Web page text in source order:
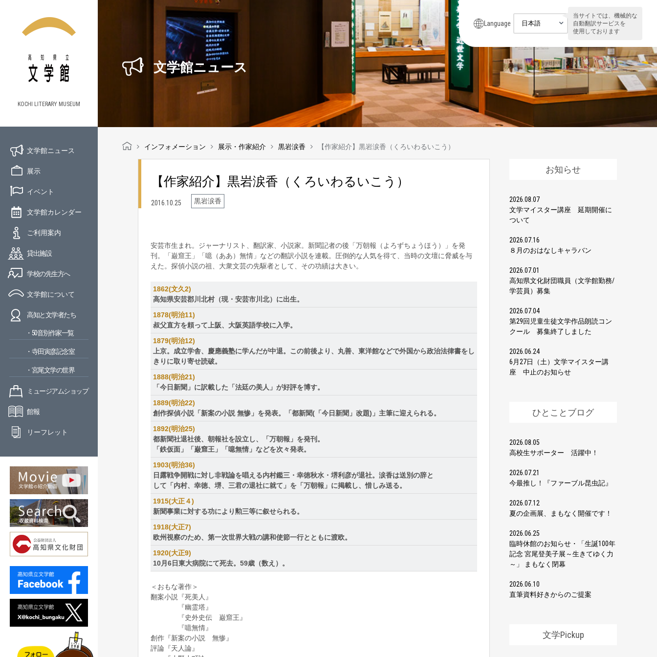
KOCHI LITERARY MUSEUM
文学館ニュース
展示
イベント
文学館カレンダー
ご利用案内
貸出施設
学校の先生方へ
文学館について
高知と文学者たち
・50音別作家一覧
・寺田寅彦記念室
・宮尾文学の世界
ミュージアムショップ
館報
リーフレット
Language
当サイトでは、機械的な
自動翻訳サービスを
使用しております
文学館ニュース
インフォメーション 展示・作家紹介 黒岩涙香 【作家紹介】黒岩涙香（くろいわるいこう）
【作家紹介】黒岩涙香（くろいわるいこう）
2016.10.25 黒岩涙香
安芸市生まれ。ジャーナリスト、翻訳家、小説家。新聞記者の後「万朝報（よろずちょうほう）」を発
刊。「巌窟王」「噫（ああ）無情」などの翻訳小説を連載。圧倒的な人気を得て、当時の文壇に脅威を与
えた。探偵小説の祖、大衆文芸の先駆者として、その功績は大きい。
1862(文久2)
高知県安芸郡川北村（現・安芸市川北）に出生。
1878(明治11)
叔父直方を頼って上阪、大阪英語学校に入学。
1879(明治12)
上京。成立学舎、慶應義塾に学んだが中退。この前後より、丸善、東洋館などで外国から政治法律書をし
きりに取り寄せ読破。
1888(明治21)
「今日新聞」に訳載した「法廷の美人」が好評を博す。
1889(明治22)
創作探偵小説「新案の小説 無惨」を発表。「都新聞(「今日新聞」改題)」主筆に迎えられる。
1892(明治25)
都新聞社退社後、朝報社を設立し、「万朝報」を発刊。
「鉄仮面」「巌窟王」「噫無情」などを次々発表。
1903(明治36)
日露戦争開戦に対し非戦論を唱える内村鑑三・幸徳秋水・堺利彦が退社。涙香は送別の辞と
して「内村、幸徳、堺、三君の退社に就て」を「万朝報」に掲載し、惜しみ送る。
1915(大正４)
新聞事業に対する功により勲三等に叙せられる。
1918(大正7)
欧州視察のため、第一次世界大戦の講和使節一行とともに渡欧。
1920(大正9)
10月6日東大病院にて死去。59歳（数え）。
＜おもな著作＞
翻案小説『死美人』
『幽霊塔』
『史外史伝 巌窟王』
『噫無情』
創作『新案の小説 無惨』
評論『天人論』
お知らせ
2026.08.07
文学マイスター講座 延期開催に
ついて
2026.07.16
８月のおはなしキャラバン
2026.07.01
高知県文化財団職員（文学館勤務/
学芸員）募集
2026.07.04
第29回児童生徒文学作品朗読コン
クール 募集終了しました
2026.06.24
6月27日（土）文学マイスター講
座 中止のお知らせ
ひとことブログ
2026.08.05
高校生サポーター 活躍中！
2026.07.21
今最推し！『ファーブル昆虫記』
2026.07.12
夏の企画展、まもなく開催です！
2026.06.25
臨時休館のお知らせ・「生誕100年
記念 宮尾登美子展～生きてゆく力
～」 まもなく閉幕
2026.06.10
直筆資料好きからのご提案
文学Pickup